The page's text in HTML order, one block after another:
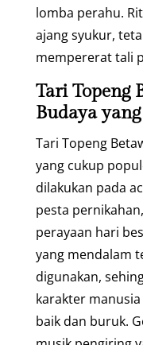
lomba perahu.
ajang syukur,
mempererat tali
Tari Topeng
Budaya
Tari Topeng
yang cukup
dilakukan pada
pesta
perayaan hari
yang mendalam
digunakan,
karakter
baik dan buruk.